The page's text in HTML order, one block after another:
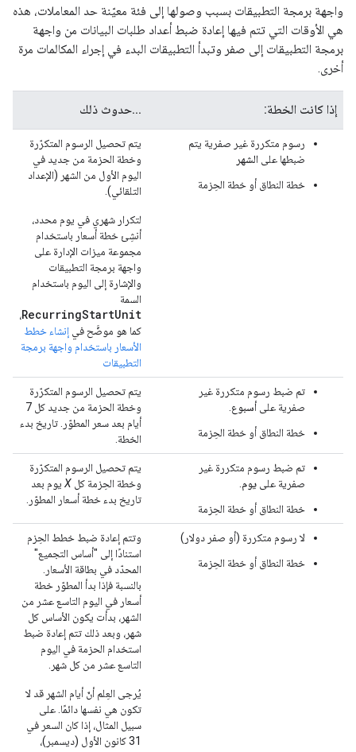
واجهة برمجة التطبيقات بسبب وصولها إلى فئة معيّنة حد المعاملات، هذه
هي الأوقات التي تتم فيها إعادة ضبط أعداد طلبات البيانات من واجهة
برمجة التطبيقات إلى صفر وتبدأ التطبيقات البدء في إجراء المكالمات مرة
أخرى.
إذا كانت الخطة: ...حدوث ذلك
رسوم متكررة غير صفرية يتم
ضبطها على الشهر
خطة النطاق أو خطة الحِزمة
يتم تحصيل الرسوم المتكرّرة
وخطة الحزمة من جديد في
اليوم الأول من الشهر (الإعداد
التلقائي).
لتكرار شهري في يوم محدد،
أنشِئ خطة أسعار باستخدام
مجموعة ميزات الإدارة على
واجهة برمجة التطبيقات
والإشارة إلى اليوم باستخدام
السمة
RecurringStartUnit،
كما هو موضَّح في إنشاء خطط
الأسعار باستخدام واجهة برمجة
التطبيقات
تم ضبط رسوم متكررة غير
صفرية على أسبوع
خطة النطاق أو خطة الحِزمة
يتم تحصيل الرسوم المتكرّرة
وخطة الحزمة من جديد كل 7
أيام بعد سعر المطوّر. تاريخ بدء
الخطة.
تم ضبط رسوم متكررة غير
صفرية على يوم
خطة النطاق أو خطة الحِزمة
يتم تحصيل الرسوم المتكرّرة
وخطة الحِزمة كل X يوم بعد
تاريخ بدء خطة أسعار المطوّر.
لا رسوم متكررة (أو صفر دولار)
خطة النطاق أو خطة الحِزمة
وتتم إعادة ضبط خطط الحِزم
استنادًا إلى "أساس التجميع"
المحدّد في بطاقة الأسعار.
بالنسبة فإذا بدأ المطوّر خطة
أسعار في اليوم التاسع عشر من
الشهر، بدأت يكون الأساس كل
شهر، وبعد ذلك تتم إعادة ضبط
استخدام الحزمة في اليوم
التاسع عشر من كل شهر.
يُرجى العِلم أنّ أيام الشهر قد لا
تكون هي نفسها دائمًا. على
سبيل المثال، إذا كان السعر في
31 كانون الأول (ديسمبر)،